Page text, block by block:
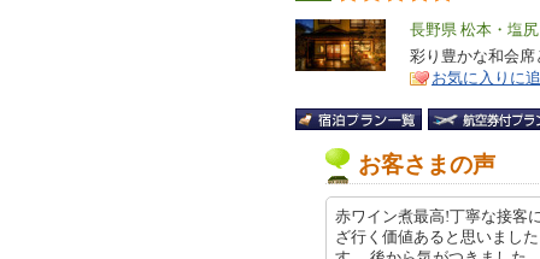
エ
リ
ア
長野県 松本・塩
特
徴
彩り豊かな和会
お気に入りに
お客さまの声
赤ワイン煮最高!丁寧な接客
ざ行く価値あると思いまし